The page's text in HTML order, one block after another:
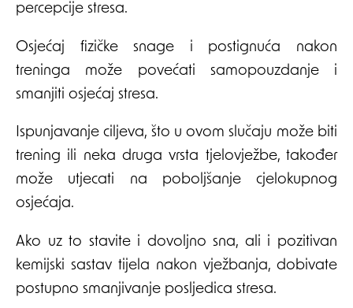
percepcije stresa.
Osjećaj fizičke snage i postignuća nakon
treninga može povećati samopouzdanje i
smanjiti osjećaj stresa.
Ispunjavanje ciljeva, što u ovom slučaju može biti
trening ili neka druga vrsta tjelovježbe, također
može utjecati na poboljšanje cjelokupnog
osjećaja.
Ako uz to stavite i dovoljno sna, ali i pozitivan
kemijski sastav tijela nakon vježbanja, dobivate
postupno smanjivanje posljedica stresa.